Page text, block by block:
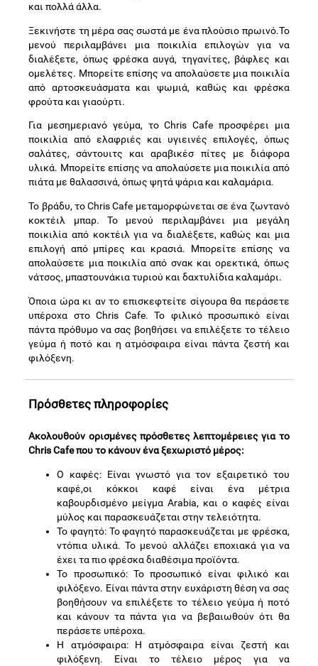
και πολλά άλλα.
Ξεκινήστε τη μέρα σας σωστά με ένα πλούσιο πρωινό.Το
μενού περιλαμβάνει μια ποικιλία επιλογών για να
διαλέξετε, όπως φρέσκα αυγά, τηγανίτες, βάφλες και
ομελέτες. Μπορείτε επίσης να απολαύσετε μια ποικιλία
από αρτοσκευάσματα και ψωμιά, καθώς και φρέσκα
φρούτα και γιαούρτι.
Για μεσημεριανό γεύμα, το Chris Cafe προσφέρει μια
ποικιλία από ελαφριές και υγιεινές επιλογές, όπως
σαλάτες, σάντουιτς και αραβικέσ πίτες με διάφορα
υλικά. Μπορείτε επίσης να απολαύσετε μια ποικιλία από
πιάτα με θαλασσινά, όπως ψητά ψάρια και καλαμάρια.
Το βράδυ, το Chris Cafe μεταμορφώνεται σε ένα ζωντανό
κοκτέιλ μπαρ. Το μενού περιλαμβάνει μια μεγάλη
ποικιλία από κοκτέιλ για να διαλέξετε, καθώς και μια
επιλογή από μπίρες και κρασιά. Μπορείτε επίσης να
απολαύσετε μια ποικιλία από σνακ και ορεκτικά, όπως
νάτσος, μπαστουνάκια τυριού και δαχτυλίδια καλαμάρι.
Όποια ώρα κι αν το επισκεφτείτε σίγουρα θα περάσετε
υπέροχα στο Chris Cafe. Το φιλικό προσωπικό είναι
πάντα πρόθυμο να σας βοηθήσει να επιλέξετε το τέλειο
γεύμα ή ποτό και η ατμόσφαιρα είναι πάντα ζεστή και
φιλόξενη.
Πρόσθετες πληροφορίες
Ακολουθούν ορισμένες πρόσθετες λεπτομέρειες για το
Chris Cafe που το κάνουν ένα ξεχωριστό μέρος:
Ο καφές: Είναι γνωστό για τον εξαιρετικό του
καφέ,οι κόκκοι καφέ είναι ένα μέτρια
καβουρδισμένο μείγμα Arabia, και ο καφές είναι
μύλος και παρασκευάζεται στην τελειότητα.
Το φαγητό: Το φαγητό παρασκευάζεται με φρέσκα,
ντόπια υλικά. Το μενού αλλάζει εποχιακά για να
έχει τα πιο φρέσκα διαθέσιμα προϊόντα.
Το προσωπικό: Το προσωπικό είναι φιλικό και
φιλόξενο. Είναι πάντα στην ευχάριστη θέση να σας
βοηθήσουν να επιλέξετε το τέλειο γεύμα ή ποτό
και κάνουν τα πάντα για να βεβαιωθούν ότι θα
περάσετε υπέροχα.
Η ατμόσφαιρα: Η ατμόσφαιρα είναι ζεστή και
φιλόξενη. Είναι το τέλειο μέρος για να